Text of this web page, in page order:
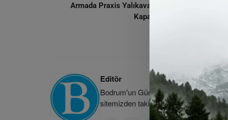
Armada Praxis Yalıkavakspor Sezonu
Kapattı: Denizin Kızları Ligi
Editör
Bodrum'un Güncel Haber Kaynağı |
sitemizden takip edebilirsiniz.